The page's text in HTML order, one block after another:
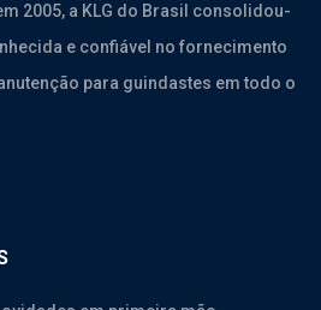
2005, a KLG do Brasil consolidou-
e confiável no fornecimento
para guindastes em todo o